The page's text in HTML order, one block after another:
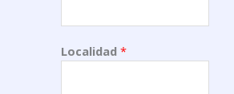
Localidad*